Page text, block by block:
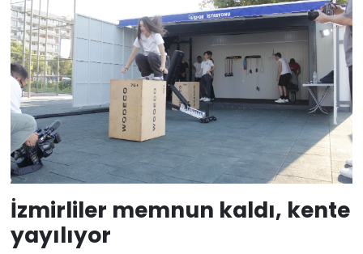
İzmirliler memnun kaldı, kente
yayılıyor